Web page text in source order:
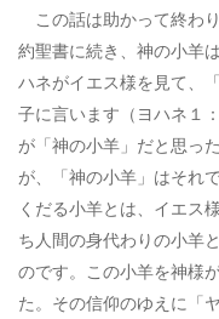
この話は助かって終わ
約聖書に続き、神の小羊
ハネがイエス様を見て、
子に言います（ヨハネ１
が「神の小羊」だと思っ
が、「神の小羊」はそれ
くだる小羊とは、イエス
ち人間の身代わりの小羊
のです。この小羊を神様
た。その信仰のゆえに「